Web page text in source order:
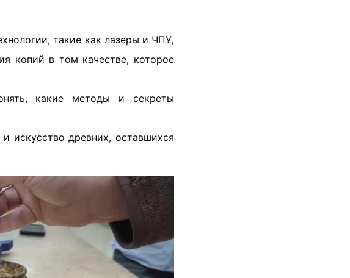
такие как лазеры и ЧПУ,
копий в том качестве, которое
какие методы и секреты
искусство древних, оставшихся